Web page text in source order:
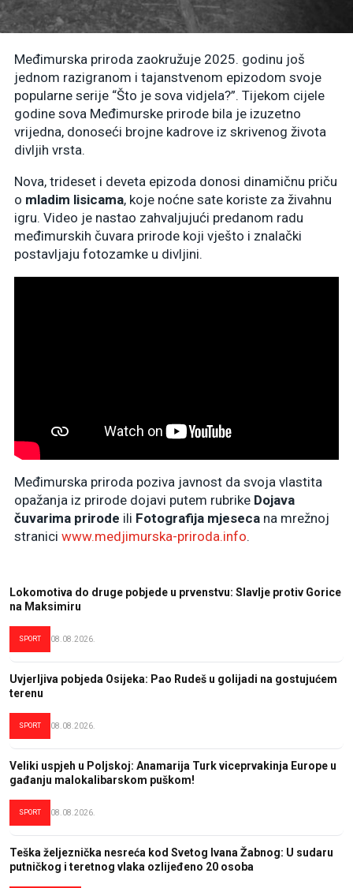
Međimurska priroda zaokružuje 2025. godinu još
jednom razigranom i tajanstvenom epizodom svoje
popularne serije “Što je sova vidjela?”. Tijekom cijele
godine sova Međimurske prirode bila je izuzetno
vrijedna, donoseći brojne kadrove iz skrivenog života
divljih vrsta.
Nova, trideset i deveta epizoda donosi dinamičnu priču
o mladim lisicama, koje noćne sate koriste za živahnu
igru. Video je nastao zahvaljujući predanom radu
međimurskih čuvara prirode koji vješto i znalački
postavljaju fotozamke u divljini.
Međimurska priroda poziva javnost da svoja vlastita
opažanja iz prirode dojavi putem rubrike Dojava
čuvarima prirode ili Fotografija mjeseca na mrežnoj
stranici www.medjimurska-priroda.info.
Lokomotiva do druge pobjede u prvenstvu: Slavlje protiv Gorice
na Maksimiru
SPORT 08.08.2026.
Uvjerljiva pobjeda Osijeka: Pao Rudeš u golijadi na gostujućem
terenu
SPORT 08.08.2026.
Veliki uspjeh u Poljskoj: Anamarija Turk viceprvakinja Europe u
gađanju malokalibarskom puškom!
SPORT 08.08.2026.
Teška željeznička nesreća kod Svetog Ivana Žabnog: U sudaru
putničkog i teretnog vlaka ozlijeđeno 20 osoba